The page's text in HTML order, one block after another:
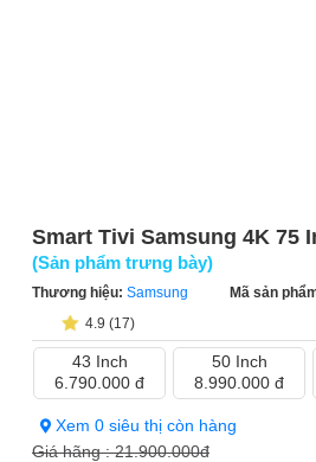
Smart Tivi Samsung 4K 75
(Sản phẩm trưng bày)
Thương hiệu: Samsung Mã sản
4.9 (17)
43 Inch
6.790.000 đ
50 Inch
8.990.000 đ
Xem 0 siêu thị còn hàng
Giá hãng :21.900.000đ